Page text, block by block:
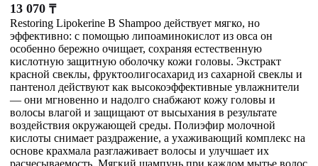
13 070 ₸
Restoring Lipokerine B Shampoo действует мягко, но
эффективно: с помощью липоаминокислот из овса он
особенно бережно очищает, сохраняя естественную
кислотную защитную оболочку кожи головы. Экстракт
красной свеклы, фруктоолигосахарид из сахарной свеклы и
пантенол действуют как высокоэффективные увлажнители
— они мгновенно и надолго снабжают кожу головы и
волосы влагой и защищают от высыхания в результате
воздействия окружающей среды. Полиэфир молочной
кислоты снимает раздражение, а ухаживающий комплекс на
основе крахмала разглаживает волосы и улучшает их
расчесываемость. Мягкий шампунь при каждом мытье волос